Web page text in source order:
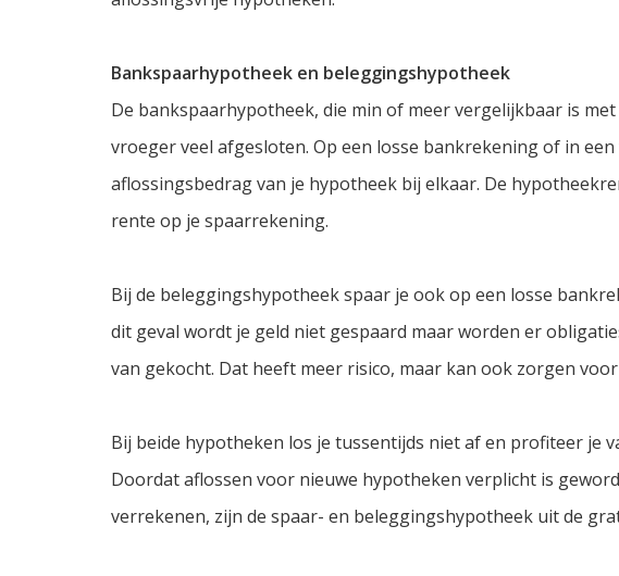
Bankspaarhypotheek en beleggingshypotheek
De bankspaarhypotheek, die min of meer vergelijkbaar is
vroeger veel afgesloten. Op een losse bankrekening of in een
aflossingsbedrag van je hypotheek bij elkaar. De
rente op je spaarrekening.
Bij de beleggingshypotheek spaar je ook op een losse
dit geval wordt je geld niet gespaard maar worden er
van gekocht. Dat heeft meer risico, maar kan ook zorgen
Bij beide hypotheken los je tussentijds niet af en profiteer je
Doordat aflossen voor nieuwe hypotheken verplicht is
verrekenen, zijn de spaar- en beleggingshypotheek uit de